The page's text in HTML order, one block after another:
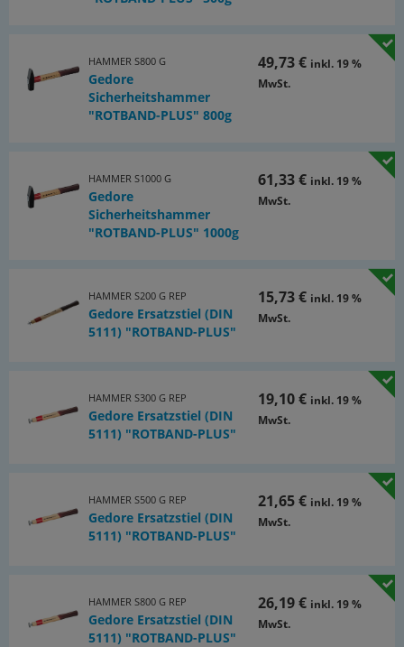
HAMMER S800 G
Gedore
Sicherheitshammer
"ROTBAND-PLUS" 800g
49,73 € inkl. 19 %
MwSt.
HAMMER S1000 G
Gedore
Sicherheitshammer
"ROTBAND-PLUS" 1000g
61,33 € inkl. 19 %
MwSt.
HAMMER S200 G REP
Gedore Ersatzstiel (DIN
5111) "ROTBAND-PLUS"
15,73 € inkl. 19 %
MwSt.
HAMMER S300 G REP
Gedore Ersatzstiel (DIN
5111) "ROTBAND-PLUS"
19,10 € inkl. 19 %
MwSt.
HAMMER S500 G REP
Gedore Ersatzstiel (DIN
5111) "ROTBAND-PLUS"
21,65 € inkl. 19 %
MwSt.
HAMMER S800 G REP
Gedore Ersatzstiel (DIN
5111) "ROTBAND-PLUS"
26,19 € inkl. 19 %
MwSt.